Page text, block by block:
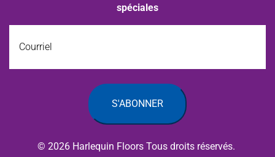
spéciales
© 2026 Harlequin Floors Tous droits réservés.